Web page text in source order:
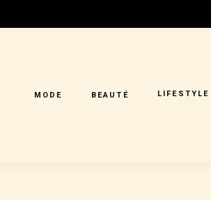
MODE BEAUTÉ LIFESTYLE